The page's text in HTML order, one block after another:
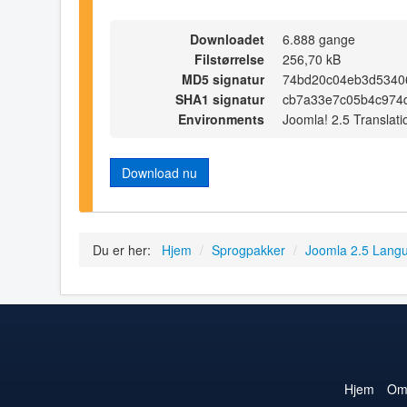
Downloadet
6.888 gange
Filstørrelse
256,70 kB
MD5 signatur
SHA1 signatur
Environments
Joomla! 2.5
Download nu
Du er her: Hjem / Sprogpakker / Joomla 2.5
Hjem Om